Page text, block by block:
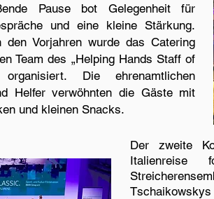
Pause bot Gelegenheit für
und eine kleine Stärkung.
Vorjahren wurde das Catering
Team des „Helping Hands Staff of
Die ehrenamtlichen
Helfer verwöhnten die Gäste mit
und kleinen Snacks.
Der zweite
Italienreise